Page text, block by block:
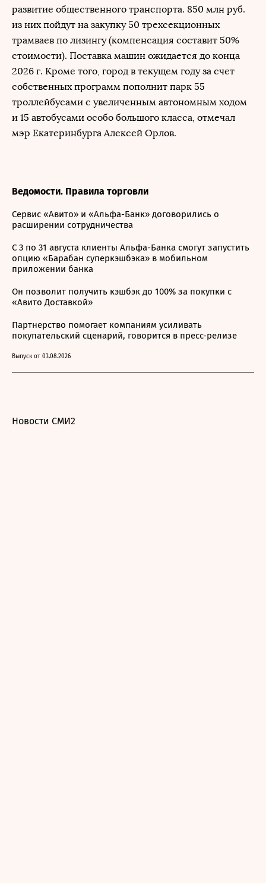
развитие общественного транспорта. 850 млн руб.
из них пойдут на закупку 50 трехсекционных
трамваев по лизингу (компенсация составит 50%
стоимости). Поставка машин ожидается до конца
2026 г. Кроме того, город в текущем году за счет
собственных программ пополнит парк 55
троллейбусами с увеличенным автономным ходом
и 15 автобусами особо большого класса, отмечал
мэр Екатеринбурга Алексей Орлов.
Ведомости. Правила торговли
Сервис «Авито» и «Альфа-Банк» договорились о
расширении сотрудничества
С 3 по 31 августа клиенты Альфа-Банка смогут запустить
опцию «Барабан суперкэшбэка» в мобильном
приложении банка
Он позволит получить кэшбэк до 100% за покупки с
«Авито Доставкой»
Партнерство помогает компаниям усиливать
покупательский сценарий, говорится в пресс-релизе
Выпуск от 03.08.2026
Новости СМИ2